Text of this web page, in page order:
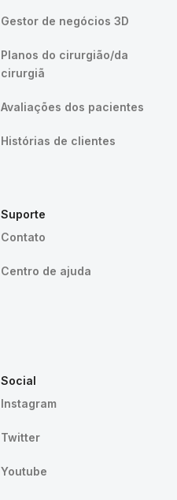
Gestor de negócios 3D
Planos do cirurgião/da
cirurgiã
Avaliações dos pacientes
Histórias de clientes
Suporte
Contato
Centro de ajuda
Social
Instagram
Twitter
Youtube